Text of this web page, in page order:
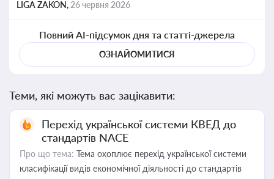
LIGA ZAKON, 26 червня 2026
Повний AI-підсумок дня та статті-джерела
ОЗНАЙОМИТИСЯ
Теми, які можуть вас зацікавити:
Перехід української системи КВЕД до
стандартів NACE
Про що тема: Тема охоплює перехід української системи
класифікації видів економічної діяльності до стандартів